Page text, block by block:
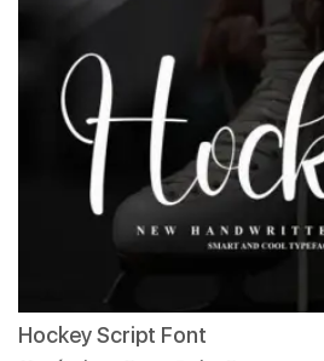
Hockey Script Font